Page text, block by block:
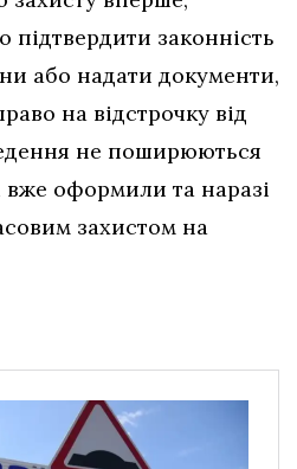
підтвердити законність
або надати документи,
на відстрочку від
не поширюються
вже оформили та наразі
захистом на